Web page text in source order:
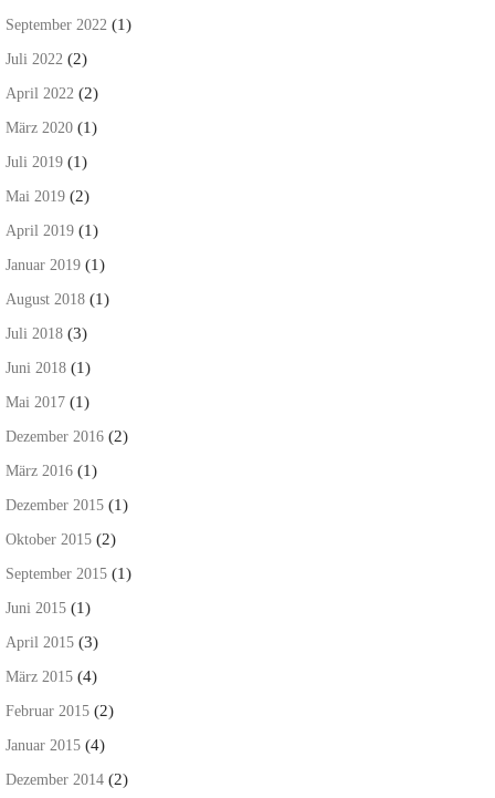
September 2022 (1)
Juli 2022 (2)
April 2022 (2)
März 2020 (1)
Juli 2019 (1)
Mai 2019 (2)
April 2019 (1)
Januar 2019 (1)
August 2018 (1)
Juli 2018 (3)
Juni 2018 (1)
Mai 2017 (1)
Dezember 2016 (2)
März 2016 (1)
Dezember 2015 (1)
Oktober 2015 (2)
September 2015 (1)
Juni 2015 (1)
April 2015 (3)
März 2015 (4)
Februar 2015 (2)
Januar 2015 (4)
Dezember 2014 (2)